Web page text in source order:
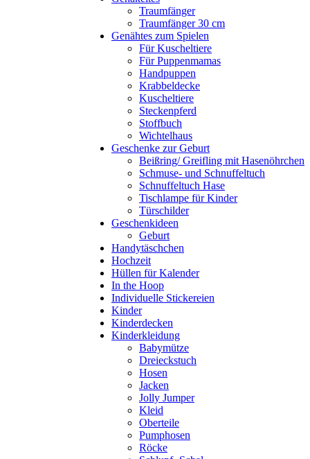
Traumfänger
Traumfänger 30 cm
Genähtes zum Spielen
Für Kuscheltiere
Für Puppenmamas
Handpuppen
Krabbeldecke
Kuscheltiere
Steckenpferd
Stoffbuch
Wichtelhaus
Geschenke zur Geburt
Beißring/ Greifling mit Hasenöhrchen
Schmuse- und Schnuffeltuch
Schnuffeltuch Hase
Tischlampe für Kinder
Türschilder
Geschenkideen
Geburt
Handytäschchen
Hochzeit
Hüllen für Kalender
In the Hoop
Individuelle Stickereien
Kinder
Kinderdecken
Kinderkleidung
Babymütze
Dreieckstuch
Hosen
Jacken
Jolly Jumper
Kleid
Oberteile
Pumphosen
Röcke